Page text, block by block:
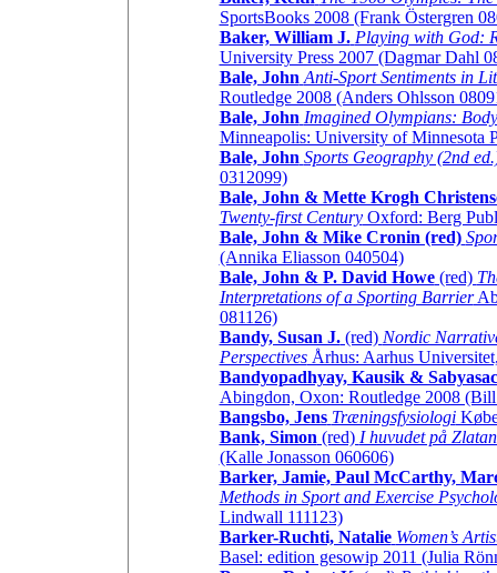
SportsBooks 2008 (Frank Östergren
Baker, William J. Playing with God:
University Press 2007 (Dagmar Dahl
Bale, John Anti-Sport Sentiments in
Routledge 2008 (Anders Ohlsson
Bale, John Imagined Olympians:
Minneapolis: University of Minnesota
Bale, John Sports Geography (2nd
0312099)
Bale, John & Mette Krogh
Twenty-first CenturyOxford: Berg
Bale, John & Mike Cronin (red)
(Annika Eliasson 040504)
Bale, John & P. David Howe(red)
Interpretations of a Sporting Barrier
081126)
Bandy, Susan J.(red) Nordic
PerspectivesÅrhus: Aarhus
Bandyopadhyay, Kausik &
Abingdon, Oxon: Routledge 2008
Bangsbo, Jens Træningsfysiologi
Bank, Simon (red) I huvudet på
(Kalle Jonasson 060606)
Barker, Jamie, Paul McCarthy,
Methods in Sport and Exercise
Lindwall 111123)
Barker-Ruchti, Natalie Women’s
Basel: edition gesowip 2011 (Julia